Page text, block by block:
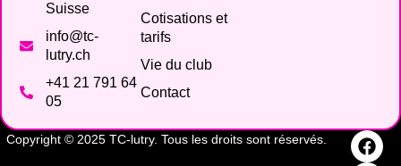
Suisse
info@tc-
lutry.ch
+41 21 791 64
05
Cotisations et
tarifs
Vie du club
Contact
Copyright © 2025 TC-lutry. Tous les droits sont réservés.